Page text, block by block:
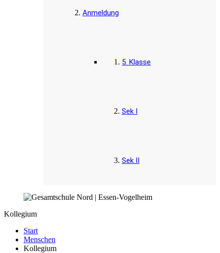
Anmeldung
5. Klasse
Sek I
Sek II
Kollegium
Start
Menschen
Kollegium